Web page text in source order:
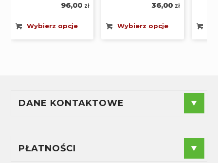
96,00 zł
Wybierz opcje
36,00 zł
Wybierz opcje
DANE KONTAKTOWE
Serwis: +48 889 842 104
PŁATNOŚCI